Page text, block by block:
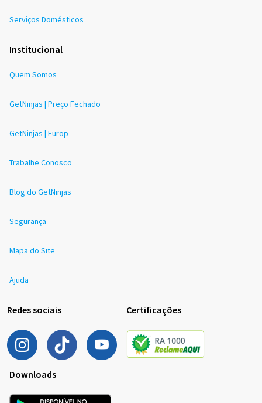
Serviços Domésticos
Institucional
Quem Somos
GetNinjas | Preço Fechado
GetNinjas | Europ
Trabalhe Conosco
Blog do GetNinjas
Segurança
Mapa do Site
Ajuda
Redes sociais Certificações
Downloads